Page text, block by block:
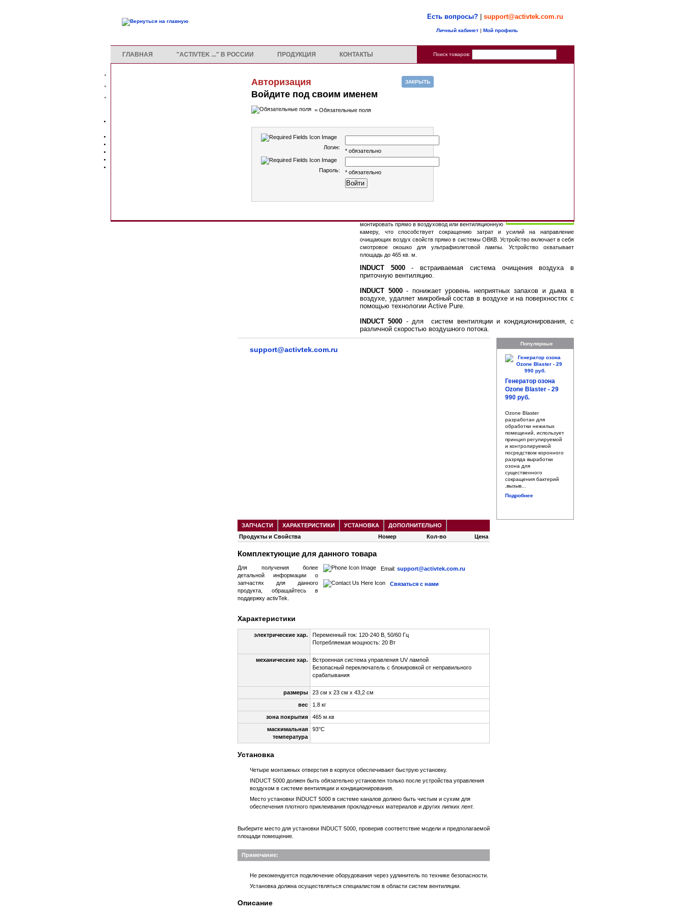
Есть вопросы? support@activtek.com.ru
Личный кабинет | Мой профиль
ГЛАВНАЯ "ACTIVTEK ..." В РОССИИ ПРОДУКЦИЯ КОНТАКТЫ Поиск товаров:
ЗАКРЫТЬ
Авторизация
Войдите под своим именем
= Обязательные поля
Логин:
Пароль:
* обязательно
* обязательно
INDUCT 5000 - 40 500 руб.
INDUCT 5000 - это устройства первого поколения от
компании activTek использует технологию ActivePure®
видимого дыма в воздухе и для очистки поверхностей
монтировать прямо в воздуховод или вентиляционную
камеру, что способствует сокращению затрат и усилий на направление
очищающих воздух свойств прямо в системы ОВКВ. Устройство включает в себя
смотровое окошко для ультрафиолетовой лампы. Устройство охватывает
площадь до 465 кв. м.
INDUCT 5000- встраиваемая система очищения воздуха в
приточную вентиляцию.
INDUCT 5000- понижает уровень неприятных запахов и дыма в
воздухе, удаляет микробный состав в воздухе и на поверхностях с
помощью технологии Active Pure.
INDUCT 5000 - для систем вентиляции и кондиционирования, с
различной скоростью воздушного потока.
Популярные
Генератор озона
Ozone Blaster - 29
990 руб.
Ozone Blaster
разработан для
обработки нежилых
помещений, использует
принцип регулируемой
и контролируемой
посредством коронного
разряда выработки
озона для
существенного
сокращения бактерий
,вызыв...
Подробнее
support@activtek.com.ru
ЗАПЧАСТИ ХАРАКТЕРИСТИКИ УСТАНОВКА
ДОПОЛНИТЕЛЬНО
Продукты и Свойства
Номер Кол-во Цена
Комплектующие для данного товара
Для получения более
детальной информации о
запчастях для данного
продукта, обращайтесь в
поддержку activTek.
Email:support@activtek.com.ru
Связаться с нами
Характеристики
электрические хар.
Переменный ток: 120-240 В, 50/60 Гц
Потребляемая мощность: 20 Вт
механические хар.
Встроенная система управления UV лампой
Безопасный переключатель с блокировкой от неправильного
срабатывания
размеры
23 см х 23 см х 43,2 см
вес
1.8 кг
зона покрытия
465 м.кв
маскимальная
температура
93°С
Установка
Четыре монтажных отверстия в корпусе обеспечивают быструю установку.
INDUCT 5000 должен быть обязательно установлен только после устройства управления
воздухом в системе вентиляции и кондиционирования.
Место установки INDUCT 5000 в системе каналов должно быть чистым и сухим для
обеспечения плотного приклеивания прокладочных материалов и других липких лент.
Выберите место для установки INDUCT 5000, проверив соответствие модели и предполагаемой
площади помещение.
Примечание:
Не рекомендуется подключение оборудования через удлинитель по технике безопасности.
Установка должна осуществляться специалистом в области систем вентиляции.
Описание